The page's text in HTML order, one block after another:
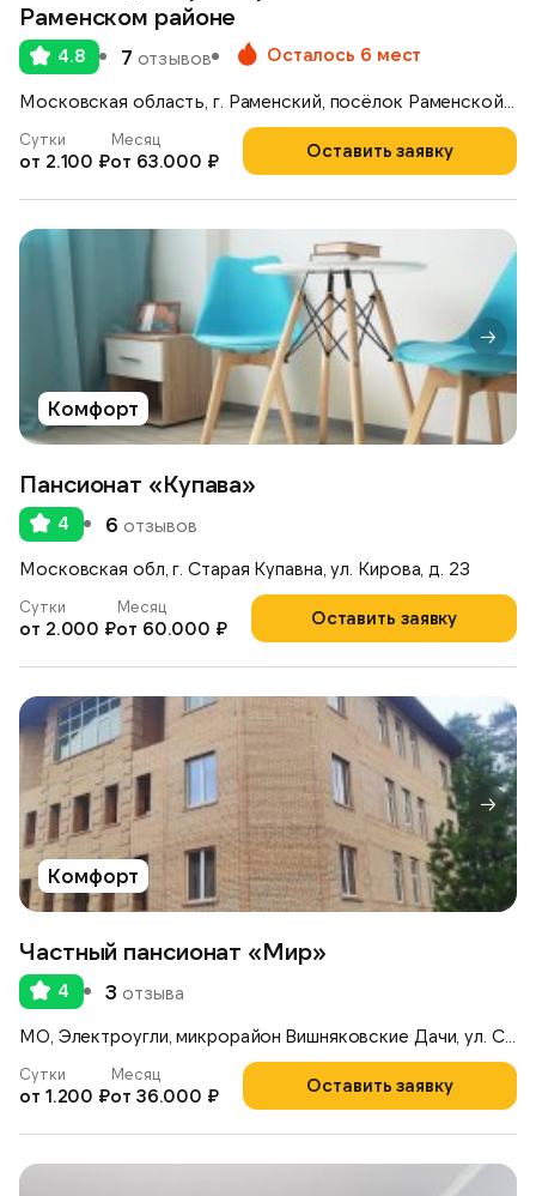
Раменском районе
4.8 7 отзывов Осталось 6 мест
Оставить заявку
Сутки
от 2.100 ₽
Месяц
от 63.000 ₽
Комфорт
Пансионат «Купава»
4 6 отзывов
Московская обл, г. Старая Купавна, ул. Кирова, д. 23
Оставить заявку
Сутки
от 2.000 ₽
Месяц
от 60.000 ₽
Комфорт
Частный пансионат «Мир»
4 3 отзыва
МО, Электроугли, микрорайон Вишняковские Дачи, ул. Советская, 10
Оставить заявку
Сутки
от 1.200 ₽
Месяц
от 36.000 ₽